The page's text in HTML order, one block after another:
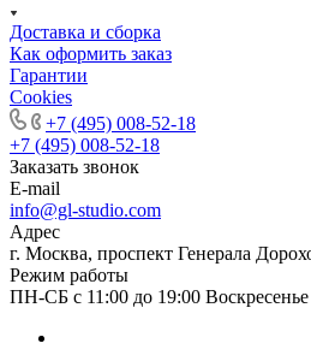
Доставка и сборка
Как оформить заказ
Гapaнтии
Cookies
+7 (495) 008-52-18
+7 (495) 008-52-18
Заказать звонок
E-mail
info@gl-studio.com
Адрес
г. Москва, проспект Генерала
Режим работы
ПН-СБ с 11:00 до 19:00 Воскресенье